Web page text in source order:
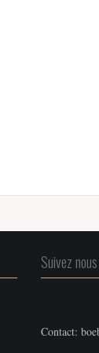
Suivez
Contact: